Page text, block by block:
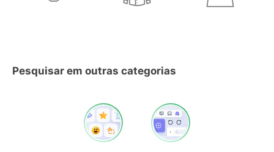
Pesquisar em outras categorias